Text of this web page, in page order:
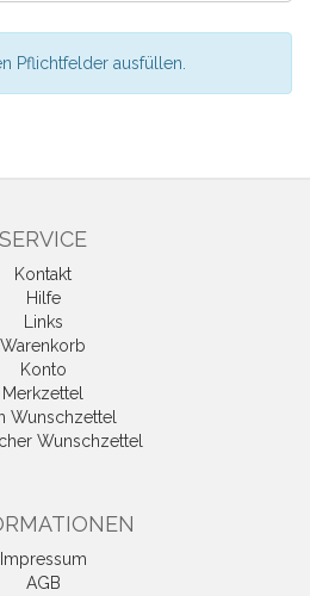
Pflichtfelder ausfüllen.
SERVICE
Kontakt
Hilfe
Links
Warenkorb
Konto
Merkzettel
Wunschzettel
Wunschzettel
Impressum
AGB